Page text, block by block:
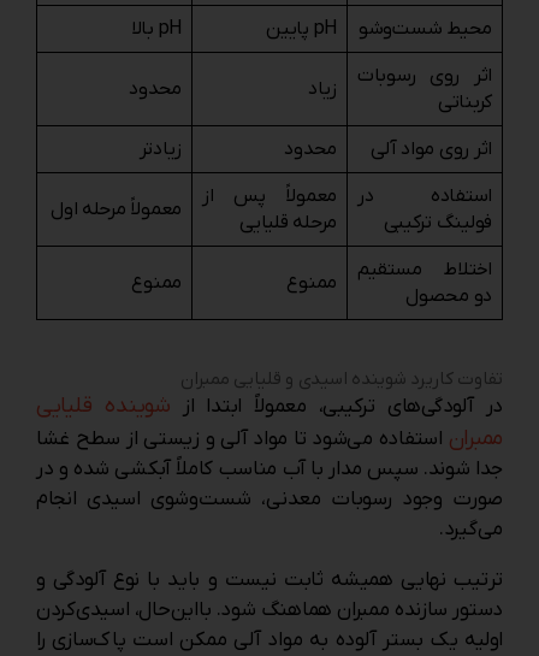
محیط شست‌وشو
pH پایین
pH بالا
اثر روی رسوبات
کربناتی
زیاد محدود
اثر روی مواد آلی محدود
زیادتر
استفاده در
فولینگ ترکیبی
معمولاً پس از
مرحله قلیایی
معمولاً مرحله اول
اختلاط مستقیم
دو محصول
ممنوع ممنوع
تفاوت کاریرد شوینده اسیدی و قلیایی ممبران
در آلودگی‌های ترکیبی، معمولاً ابتدا از شوینده قلیایی
ممبران استفاده می‌شود تا مواد آلی و زیستی از سطح غشا
جدا شوند. سپس مدار با آب مناسب کاملاً آبکشی شده و در
صورت وجود رسوبات معدنی، شست‌وشوی اسیدی انجام
می‌گیرد.
ترتیب نهایی همیشه ثابت نیست و باید با نوع آلودگی و
دستور سازنده ممبران هماهنگ شود. بااین‌حال، اسیدی‌کردن
اولیه یک بستر آلوده به مواد آلی ممکن است پاک‌سازی را